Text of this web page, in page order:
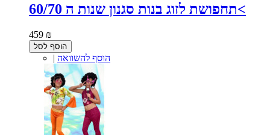
תחפושת לזוג בנות סגנון שנות ה 60/70<
459 ₪
הוסף לסל
| הוסף להשוואה